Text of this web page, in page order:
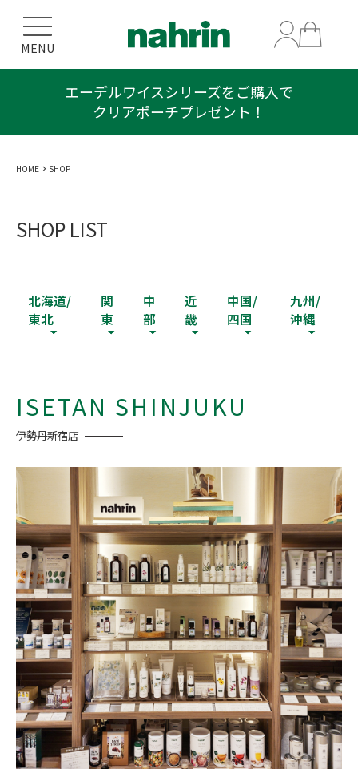
MENU
エーデルワイスシリーズをご購入で
クリアポーチプレゼント！
自然の恵みを最後まで大切に
アウトレットセレクション
HOME SHOP
SHOP LIST
北海道/
東北
関
東
中
部
近
畿
中国/
四国
九州/
沖縄
ISETAN SHINJUKU
伊勢丹新宿店